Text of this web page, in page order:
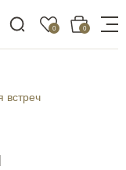
0 0
встреч